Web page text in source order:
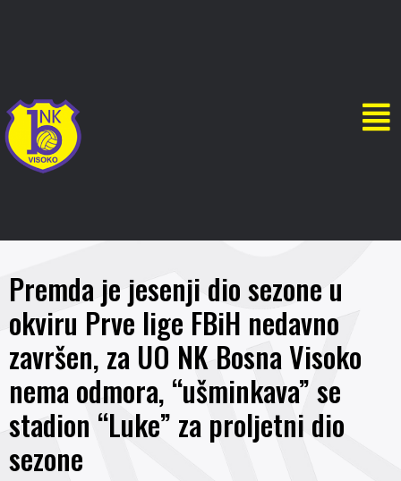
Premda je jesenji dio sezone u
okviru Prve lige FBiH nedavno
završen, za UO NK Bosna Visoko
nema odmora, “ušminkava” se
stadion “Luke” za proljetni dio
sezone